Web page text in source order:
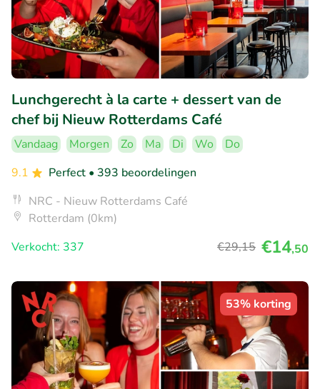
Lunchgerecht à la carte + dessert van de
chef bij Nieuw Rotterdams Café
Vandaag Morgen Zo Ma Di Wo
Do
9.1
Perfect • 393 beoordelingen
NRC - Nieuw Rotterdams Café
Rotterdam (0km)
Verkocht: 337
€29,15 €14,50
53% korting